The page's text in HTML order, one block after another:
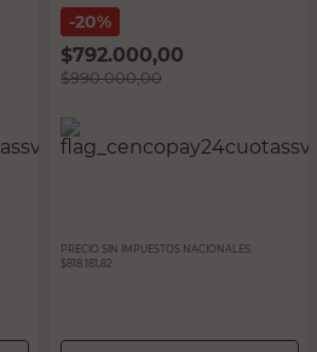
20%
$792.000,00
$990.000,00
PRECIO SIN IMPUESTOS NACIONALES:
$818.181,82